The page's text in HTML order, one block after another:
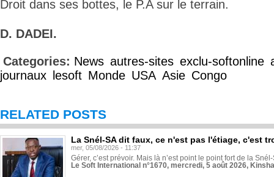
Droit dans ses bottes, le P.A sur le terrain.
D. DADEI.
Categories: News autres-sites exclu-softonline
journaux
lesoft Monde USA Asie Congo
RELATED POSTS
La Snél-SA dit faux, ce n'est pas l'étiage, c'est
mer, 05/08/2026 - 11:37
Gérer, c’est prévoir. Mais là n’est point le point fort de la
Le Soft International n°1670, mercredi, 5 août 2026,